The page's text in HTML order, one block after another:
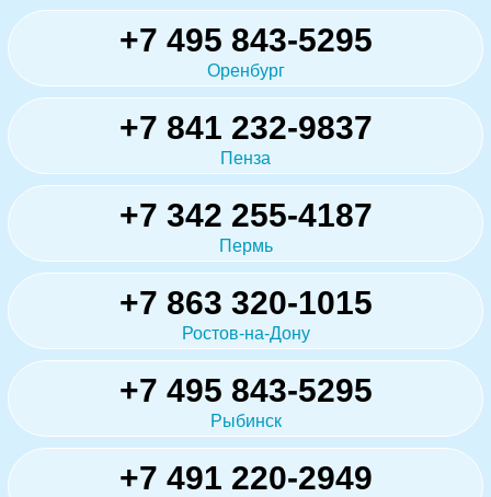
+7 495 843-5295
Оренбург
+7 841 232-9837
Пенза
+7 342 255-4187
Пермь
+7 863 320-1015
Ростов-на-Дону
+7 495 843-5295
Рыбинск
+7 491 220-2949